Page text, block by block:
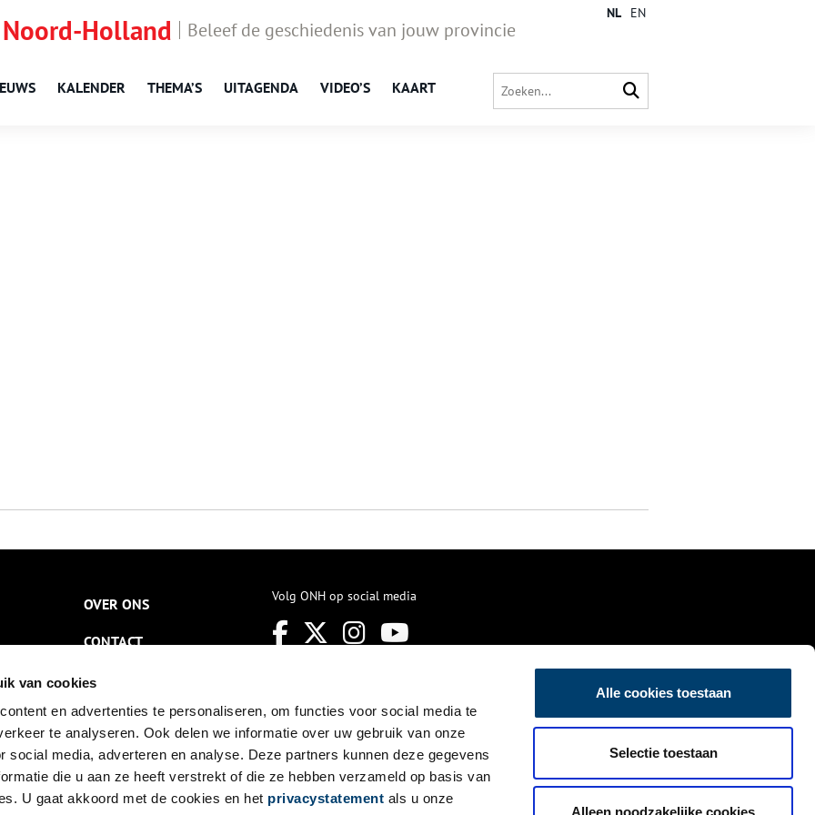
van cookies
en advertenties te personaliseren, om functies voor social media te
te analyseren. Ook delen we informatie over uw gebruik van onze
social media, adverteren en analyse. Deze partners kunnen deze gegevens
die u aan ze heeft verstrekt of die ze hebben verzameld op basis van
U gaat akkoord met de cookies en het privacystatement als u onze
Alle cookies toestaan
Selectie toestaan
Alleen noodzakelijke cookies
Holland Beleef de geschiedenis van jouw provincie
KALENDER THEMA’S UITAGENDA VIDEO’S KAART
NL EN
OVER ONS
CONTACT
NIEUWSBRIEF
DISCLAIMER
PRIVACY
TOEGANKELIJKHEID
Volg ONH op social media